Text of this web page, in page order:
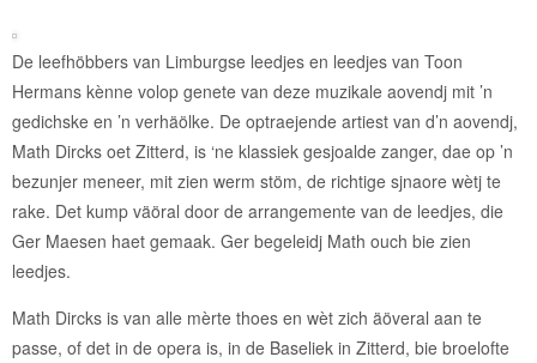
De leefhöbbers van Limburgse leedjes en leedjes van Toon
Hermans kènne volop genete van deze muzikale aovendj mit ’n
gedichske en ’n verhäölke. De optraejende artiest van d’n aovendj,
Math Dircks oet Zitterd, is ‘ne klassiek gesjoalde zanger, dae op ’n
bezunjer meneer, mit zien werm stöm, de richtige sjnaore wètj te
rake. Det kump väöral door de arrangemente van de leedjes, die
Ger Maesen haet gemaak. Ger begeleidj Math ouch bie zien
leedjes.
Math Dircks is van alle mèrte thoes en wèt zich äöveral aan te
passe, of det in de opera is, in de Baseliek in Zitterd, bie broelofte